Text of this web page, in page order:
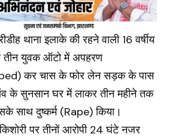
थाना इलाके की रहने वाली 16 वर्षीय
तीन युवक ऑटो में अपहरण
कर चास के फोर लेन सड़क के पास
के सुनसान घर में लाकर तीन महीने तक
साथ दुष्कर्म(Rape)किया।
पर तीनों आरोपी 24 घंटे नजर